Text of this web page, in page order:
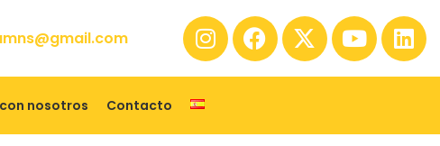
nosotros Contacto